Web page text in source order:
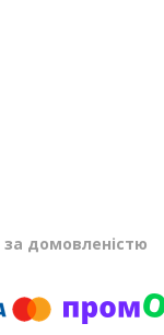
за домовленістю